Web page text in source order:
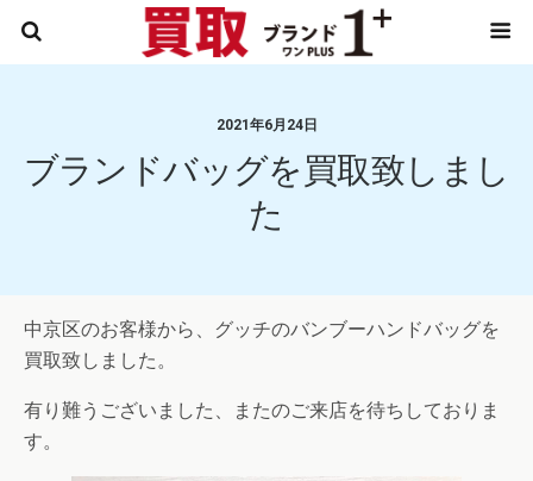
2021年6月24日
ブランドバッグを買取致しまし
た
中京区のお客様から、グッチのバンブーハンドバッグを
買取致しました。
有り難うございました、またのご来店を待ちしておりま
す。